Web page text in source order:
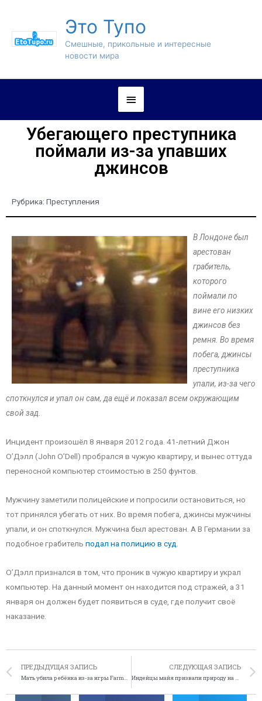
Это Тупо
Смешные, прикольные и интересные
новости мира
Убегающего преступника
поймали из-за упавших
джинсов
Рубрика: Преступления
В Лондоне был
арестован
грабитель,
которого
поймали по
вине его низких
джинсов без
ремня. Во время
побега, джинсы
преступника
упали, из-за чего
споткнулся и упал он сам, да ещё и показал всем окружающим
свой зад.
Инцидент произошёл 8 января 2012 года. 41-летний Джон
О’Дэлл (John O’Dell) пробрался в чужую квартиру, и вынес оттуда
переносной компьютер стоимостью в 250 фунтов.
Мужчину заметили полицейские и попросили остановиться, но
тот принялся убегать от них. Во время побега, джинсы мужчины
упали, и он споткнулся. Мужчина был арестован. А В Германии за
подобное грабитель подал на полицию в суд
О’Дэлл признался в том, что проник в чужую квартиру и украл
компьютер. На данный момент он находится под стражей, а 31
января он должен будет появиться в суде, где получит своё
наказание.
ПРЕДЫДУЩАЯ ЗАПИСЬ
Мать убила ребёнка из-за игры FarmVille
СЛЕДУЮЩАЯ ЗАПИСЬ
Индейцы майя призвали природу на помощь Бараку Обаме